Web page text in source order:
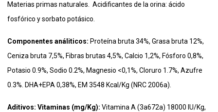
Materias primas naturales.
Acidificantes de la orina: ácido
fosfórico y sorbato potásico.
Componentes análiticos: Proteína bruta 34%, Grasa bruta 12%,
Ceniza bruta 7,5%, Fibras brutas 4,5%, Calcio 1,2%, Fósforo 0,8%,
Potasio 0.9%, Sodio 0.2%, Magnesio <0,1%, Cloruro 1.7%, Azufre
0.3%. DHA+EPA 0,38%, EM 3548 Kcal/Kg (NRC 2006a).
Aditivos: Vitaminas (mg/Kg): Vitamina A (3a672a) 18000 IU/Kg,